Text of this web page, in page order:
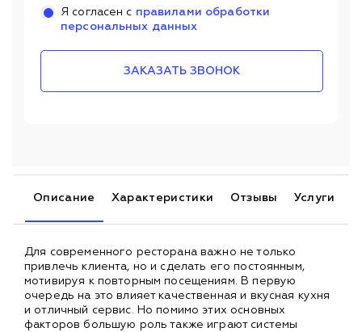
Я согласен с правилами обработки
персональных данных
ЗАКАЗАТЬ ЗВОНОК
Описание Характеристики Отзывы Услуги
Для современного ресторана важно не только
привлечь клиента, но и сделать его постоянным,
мотивируя к повторным посещениям. В первую
очередь на это влияет качественная и вкусная кухня
и отличный сервис. Но помимо этих основных
факторов большую роль также играют системы